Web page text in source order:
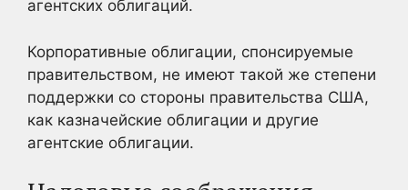
агентских облигаций.
Корпоративные облигации, спонсируемые
правительством, не имеют такой же степени
поддержки со стороны правительства США,
как казначейские облигации и другие
агентские облигации.